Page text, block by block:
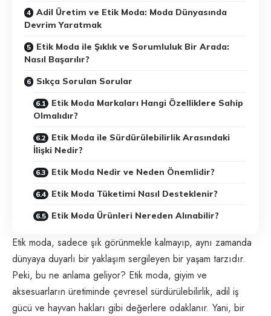
Adil Üretim ve Etik Moda: Moda Dünyasında
Devrim Yaratmak
Etik Moda ile Şıklık ve Sorumluluk Bir Arada:
Nasıl Başarılır?
Sıkça Sorulan Sorular
Etik Moda Markaları Hangi Özelliklere Sahip
Olmalıdır?
Etik Moda ile Sürdürülebilirlik Arasındaki
İlişki Nedir?
Etik Moda Nedir ve Neden Önemlidir?
Etik Moda Tüketimi Nasıl Desteklenir?
Etik Moda Ürünleri Nereden Alınabilir?
Etik moda, sadece şık görünmekle kalmayıp, aynı zamanda
dünyaya duyarlı bir yaklaşım sergileyen bir yaşam tarzıdır.
Peki, bu ne anlama geliyor? Etik moda, giyim ve
aksesuarların üretiminde çevresel sürdürülebilirlik, adil iş
gücü ve hayvan hakları gibi değerlere odaklanır. Yani, bir